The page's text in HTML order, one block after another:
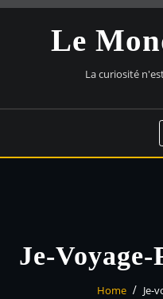
Skip
Le
La curiosité
Je-
Home Je-